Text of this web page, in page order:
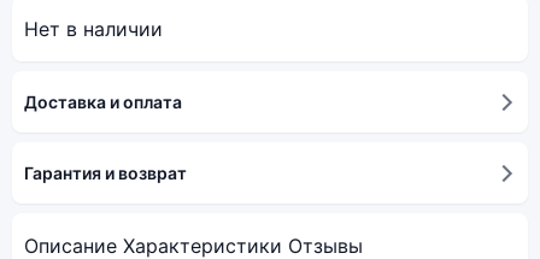
Нет в наличии
Доставка и оплата
Гарантия и возврат
Описание Характеристики Отзывы